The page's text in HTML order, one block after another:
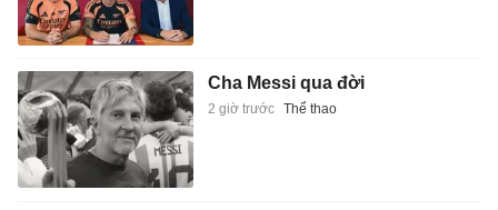
Cha Messi qua đời
2 giờ trước Thể thao